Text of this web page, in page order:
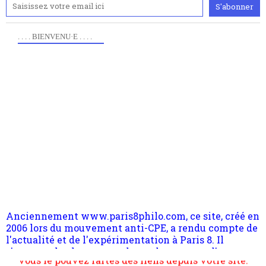
. . . . BIENVENU·E . . . .
l'actualité et de l'expérimentation à Paris 8. Il
s'occupe plus largement de rendre compte d'une
transformation dans les paradigmes philosophiques
suivant la pensée du Dehors ou du Surpli, omme la
nomme les métaphysiciens classique. Nous avons